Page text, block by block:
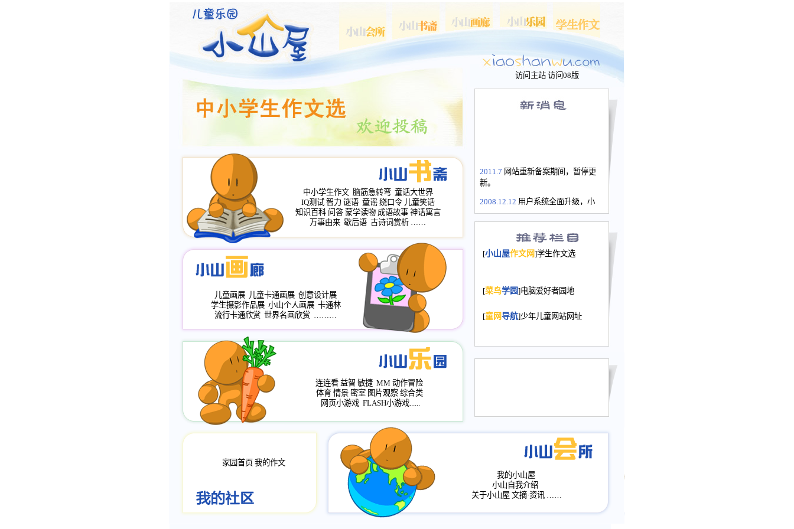
访问主站 访问08版
2011.7 网站重新备案期间，暂停更
新。
2008.12.12 用户系统全面升级，小
山屋主站、作文网、学生作文、家
长会、家园网－个人空间，用户一
次注册全部通行。
2008.12.12家园网正式运行，域
年，2009版提前启用，小山屋全面
小山画廊均增加多个新栏目。。
评分、顶功能，作文宝典改版。
[小山屋作文网]学生作文选
[菜鸟学园]电脑爱好者园地
[童网导航]少年儿童网站网址
中小学生作文 脑筋急转弯 童话大世界
IQ测试 智力 谜语 童谣 绕口令 儿童笑话
知识百科 问答 蒙学读物 成语故事 神话寓言
万事由来 歇后语 古诗词赏析 ……
儿童画展 儿童卡通画展 创意设计展
学生摄影作品展 小山个人画展 卡通林
流行卡通欣赏 世界名画欣赏 ………
连连看 益智 敏捷 MM 动作冒险
体育 情景 密室 图片观察 综合类
网页小游戏 FLASH小游戏......
家园首页 我的作文
我的小山屋
小山自我介绍
关于小山屋 文摘·资讯 ……